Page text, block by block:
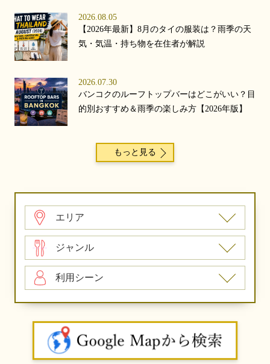
2026.08.05
【2026年最新】8月のタイの服装は？雨季の天
気・気温・持ち物を在住者が解説
2026.07.30
バンコクのルーフトップバーはどこがいい？目
的別おすすめ＆雨季の楽しみ方【2026年版】
もっと見る